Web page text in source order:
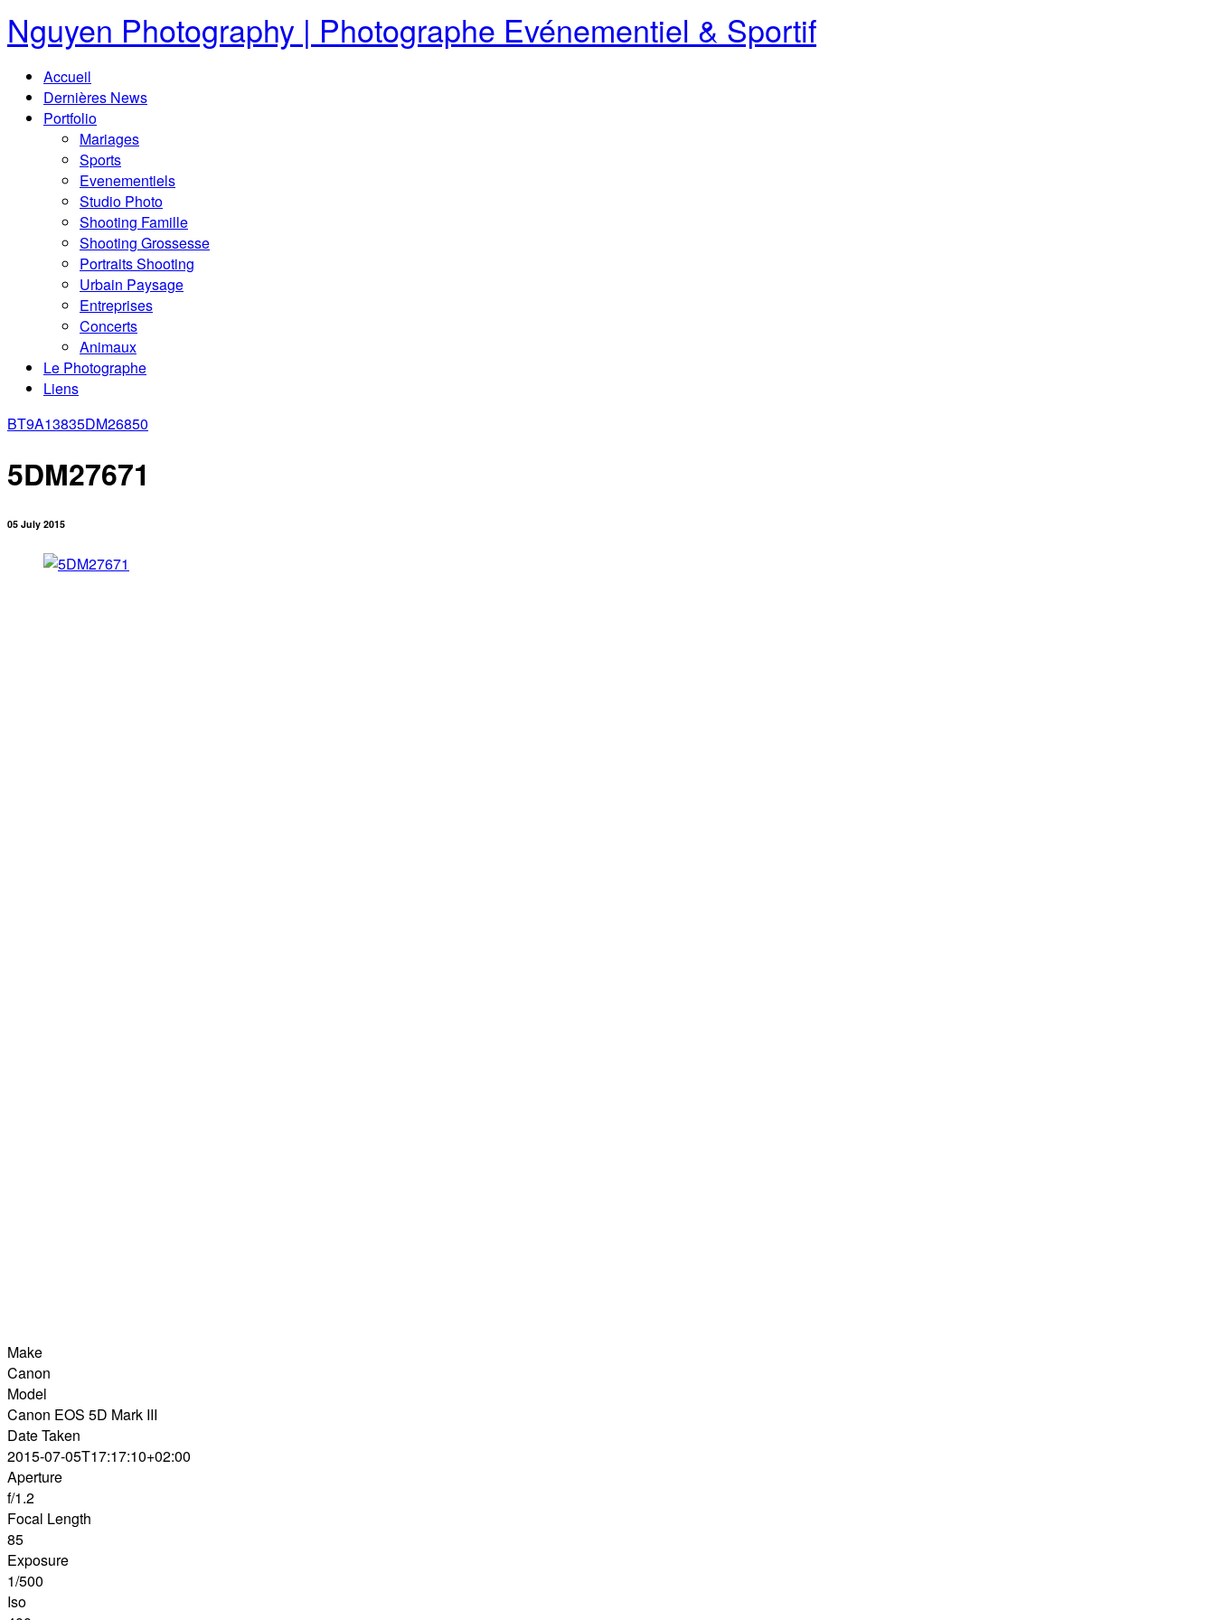
Nguyen Photography | Photographe Evénementiel & Sportif
Accueil
Dernières News
Portfolio
Mariages
Sports
Evenementiels
Studio Photo
Shooting Famille
Shooting Grossesse
Portraits Shooting
Urbain Paysage
Entreprises
Concerts
Animaux
Le Photographe
Liens
BT9A13835DM26850
5DM27671
05 July 2015
Make
Canon
Model
Canon EOS 5D Mark III
Date Taken
2015-07-05T17:17:10+02:00
Aperture
f/1.2
Focal Length
85
Exposure
1/500
Iso